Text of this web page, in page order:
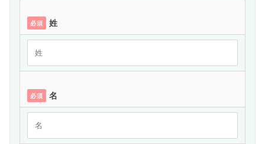
必須 姓
必須 名